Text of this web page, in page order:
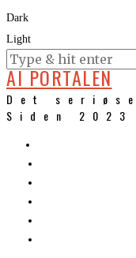
Dark
Light
KURSER
AI PORTALEN
Det
Siden 2023